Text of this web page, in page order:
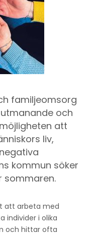
familjeomsorg
och
att
liv,
kommun söker
sommaren.
att arbeta med
individer i olika
och hittar ofta